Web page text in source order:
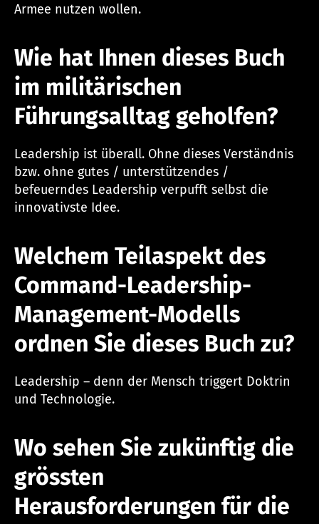
Armee nutzen wollen.
Wie hat Ihnen dieses Buch
im militärischen
Führungsalltag geholfen?
Leadership ist überall. Ohne dieses Verständnis
bzw. ohne gutes / unterstützendes /
befeuerndes Leadership verpufft selbst die
innovativste Idee.
Welchem Teilaspekt des
Command-Leadership-
Management-Modells
ordnen Sie dieses Buch zu?
Leadership – denn der Mensch triggert Doktrin
und Technologie.
Wo sehen Sie zukünftig die
grössten
Herausforderungen für die